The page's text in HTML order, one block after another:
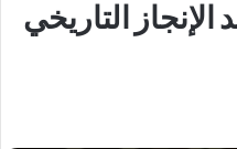
2030 بعد الإنجاز التاريخي